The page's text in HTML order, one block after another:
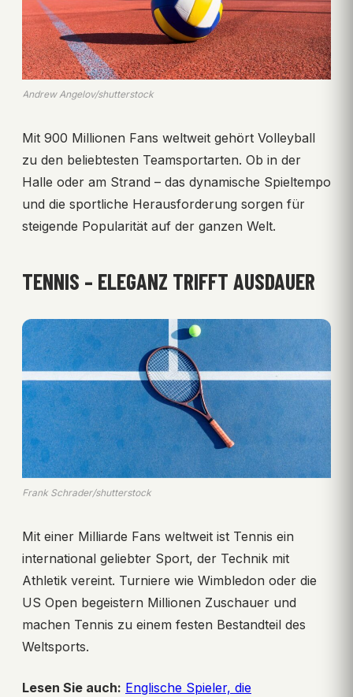
Andrew Angelov/shutterstock
Mit 900 Millionen Fans weltweit gehört Volleyball
zu den beliebtesten Teamsportarten. Ob in der
Halle oder am Strand – das dynamische Spieltempo
und die sportliche Herausforderung sorgen für
steigende Popularität auf der ganzen Welt.
TENNIS – ELEGANZ TRIFFT AUSDAUER
Frank Schrader/shutterstock
Mit einer Milliarde Fans weltweit ist Tennis ein
international geliebter Sport, der Technik mit
Athletik vereint. Turniere wie Wimbledon oder die
US Open begeistern Millionen Zuschauer und
machen Tennis zu einem festen Bestandteil des
Weltsports.
Lesen Sie auch: Englische Spieler, die